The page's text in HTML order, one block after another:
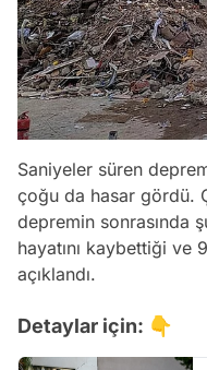
Saniyeler süren
çoğu da hasar gördü.
depremin sonrasında
hayatını kaybettiği ve
açıklandı.
Detaylar için: 👇